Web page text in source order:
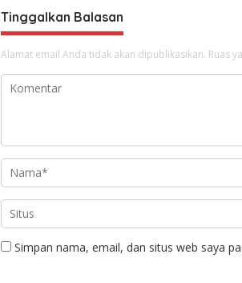
Tinggalkan Balasan
Alamat email Anda tidak akan dipublikasikan. Ruas
Simpan nama, email, dan situs web saya